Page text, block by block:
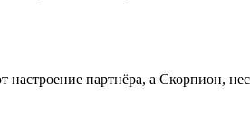
партнёра, а Скорпион,